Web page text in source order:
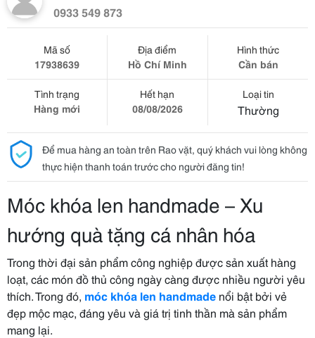
0933 549 873
Mã số
17938639
Địa điểm
Hồ Chí Minh
Hình thức
Cần bán
Tình trạng
Hàng mới
Hết hạn
08/08/2026
Loại tin
Thường
Để mua hàng an toàn trên Rao vặt, quý khách vui lòng không
thực hiện thanh toán trước cho người đăng tin!
Móc khóa len handmade – Xu
hướng quà tặng cá nhân hóa
Trong thời đại sản phẩm công nghiệp được sản xuất hàng
loạt, các món đồ thủ công ngày càng được nhiều người yêu
thích. Trong đó, móc khóa len handmade nổi bật bởi vẻ
đẹp mộc mạc, đáng yêu và giá trị tinh thần mà sản phẩm
mang lại.